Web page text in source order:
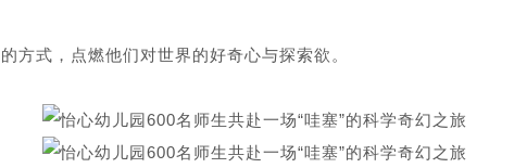
方式，点燃他们对世界的好奇心与探索欲。